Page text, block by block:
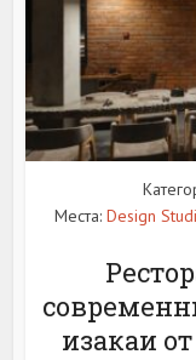
Места: Design
изакаи